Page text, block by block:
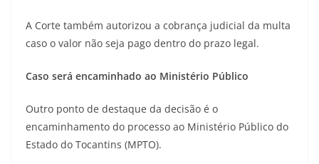
A Corte também autorizou a cobrança judicial da multa
caso o valor não seja pago dentro do prazo legal.
Caso será encaminhado ao Ministério Público
Outro ponto de destaque da decisão é o
encaminhamento do processo ao Ministério Público do
Estado do Tocantins (MPTO).